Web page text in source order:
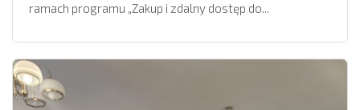
ramach programu „Zakup i zdalny dostęp do...